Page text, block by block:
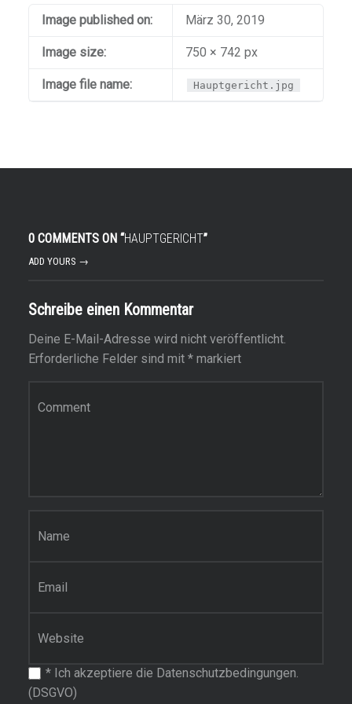
Image published on: März 30, 2019
Image size: 750 × 742 px
Image file name: Hauptgericht.jpg
0 COMMENTS ON “HAUPTGERICHT”
ADD YOURS →
Schreibe einen Kommentar
Deine E-Mail-Adresse wird nicht veröffentlicht.
Erforderliche Felder sind mit *markiert
*Ich akzeptiere die Datenschutzbedingungen.
(DSGVO)